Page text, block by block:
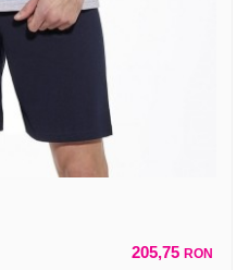
205,75 RON